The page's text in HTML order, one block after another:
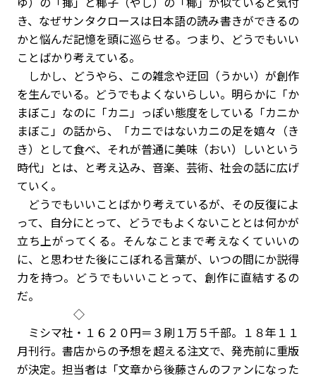
き、なぜサンタクロースは日本語の読み書きができるの
かと悩んだ記憶を頭に巡らせる。つまり、どうでもいい
ことばかり考えている。
しかし、どうやら、この雑念や迂回（うかい）が創作
を生んでいる。どうでもよくないらしい。明らかに「か
まぼこ」なのに「カニ」っぽい態度をしている「カニか
まぼこ」の話から、「カニではないカニの足を嬉々（き
き）として食べ、それが普通に美味（おい）しいという
時代」とは、と考え込み、音楽、芸術、社会の話に広げ
ていく。
どうでもいいことばかり考えているが、その反復によ
って、自分にとって、どうでもよくないこととは何かが
立ち上がってくる。そんなことまで考えなくていいの
に、と思わせた後にこぼれる言葉が、いつの間にか説得
力を持つ。どうでもいいことって、創作に直結するの
だ。
◇
ミシマ社・１６２０円＝３刷１万５千部。１８年１１
月刊行。書店からの予想を超える注文で、発売前に重版
が決定。担当者は「文章から後藤さんのファンになった